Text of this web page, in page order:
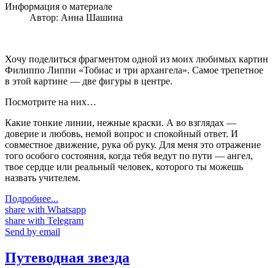
Информация о материале
Автор: Анна Шашина
Хочу поделиться фрагментом одной из моих любимых картин
Филиппо Липпи «Тобиас и три архангела». Самое трепетное
в этой картине — две фигуры в центре.
Посмотрите на них…
Какие тонкие линии, нежные краски. А во взглядах —
доверие и любовь, немой вопрос и спокойный ответ. И
совместное движение, рука об руку. Для меня это отражение
того особого состояния, когда тебя ведут по пути — ангел,
твое сердце или реальный человек, которого ты можешь
назвать учителем.
Подробнее...
share with Whatsapp
share with Telegram
Send by email
Путеводная звезда